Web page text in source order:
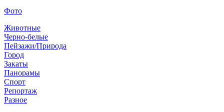
Фото
Животные
Черно-белые
Пейзажи/Природа
Город
Закаты
Панорамы
Спорт
Репортаж
Разное